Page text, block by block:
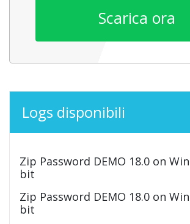
Scarica ora
Logs disponibili
Zip Password DEMO 18.0 on
bit
Zip Password DEMO 18.0 on
bit